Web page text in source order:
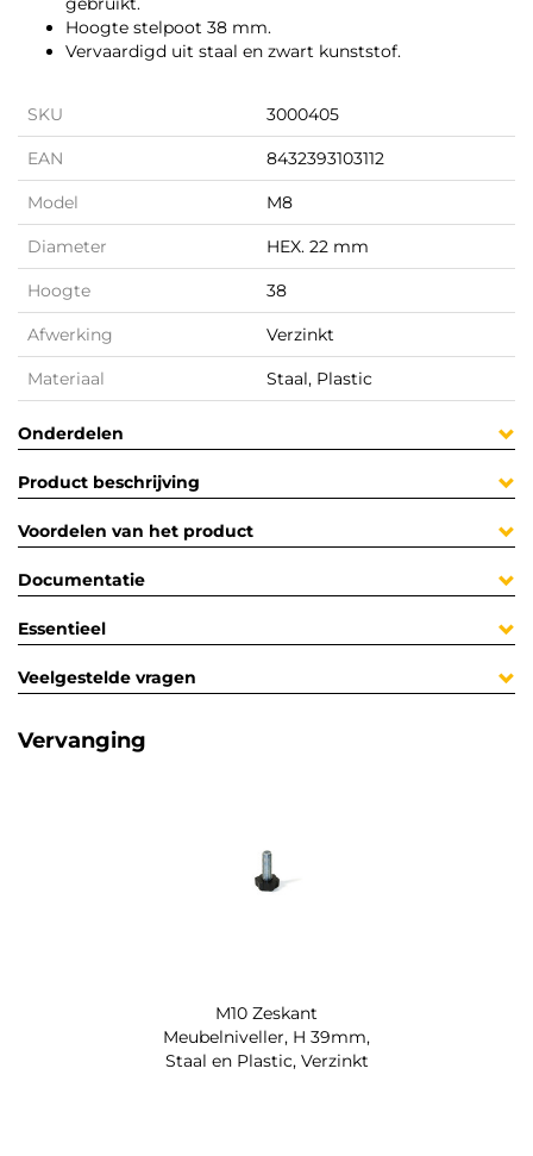
Hoogte stelpoot 38 mm.
Vervaardigd uit staal en zwart kunststof.
SKU 3000405
EAN 8432393103112
Model M8
Diameter HEX. 22 mm
Hoogte 38
Afwerking Verzinkt
Materiaal Staal, Plastic
Onderdelen
Product beschrijving
Voordelen van het product
Documentatie
Essentieel
Veelgestelde vragen
Vervanging
M10 Zeskant
Meubelniveller, H 39mm,
Staal en Plastic, Verzinkt